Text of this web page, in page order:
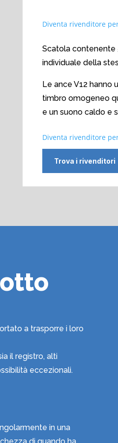
Diventa rivenditore
Scatola
individuale della
Le ance V12 hanno
timbro omogeneo
e un suono caldo e
Diventa rivenditore
Trova i rivenditori
a trasporre i loro
il registro, alti
eccezionali.
in una